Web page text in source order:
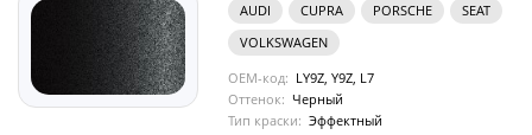
AUDI CUPRA PORSCHE
SEAT
VOLKSWAGEN
OEM-код: LY9Z, Y9Z, L7
Оттенок: Черный
Тип краски: Эффектный